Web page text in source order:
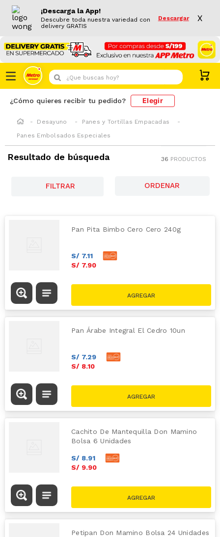
¡Descarga la App!
Descubre toda nuestra variedad con
delivery GRATIS
Descargar X
¿Que buscas hoy?
¿Cómo quieres recibir tu pedido? Elegir
Desayuno
Panes y Tortillas Empacadas
Panes Embolsados Especiales
Resultado de búsqueda 36 PRODUCTOS
FILTRAR
Pan Pita Bimbo Cero Cero 240g
S/ 7.11
S/ 7.90
Pan Árabe Integral El Cedro 10un
S/ 7.29
S/ 8.10
Cachito De Mantequilla Don Mamino
Bolsa 6 Unidades
S/ 8.91
S/ 9.90
Petipan Don Mamino Bolsa 24 Unidades